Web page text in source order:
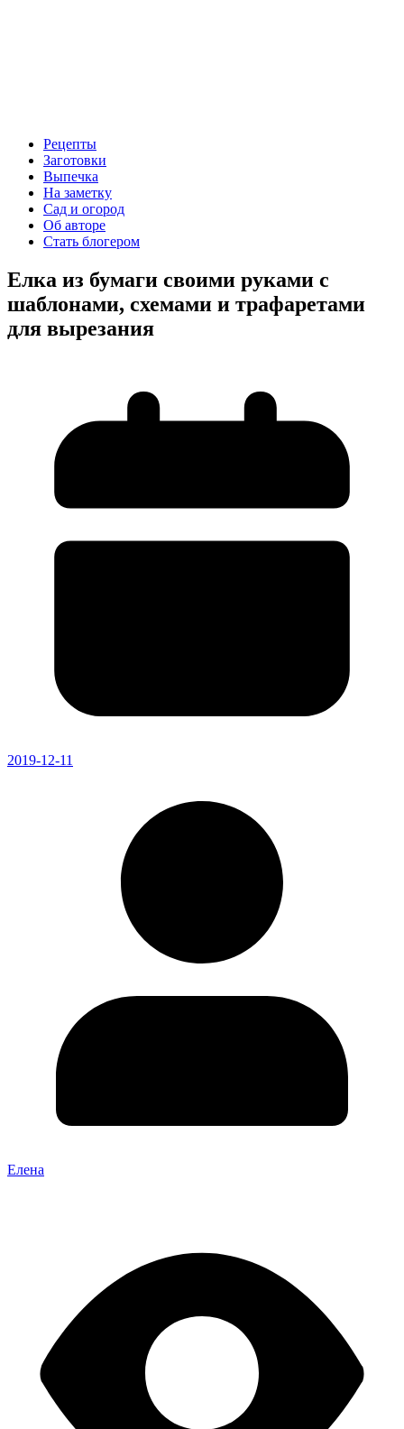
Рецепты
Заготовки
Выпечка
На заметку
Сад и огород
Об авторе
Стать блогером
Елка из бумаги своими руками с
шаблонами, схемами и трафаретами
для вырезания
2019-12-11
Елена